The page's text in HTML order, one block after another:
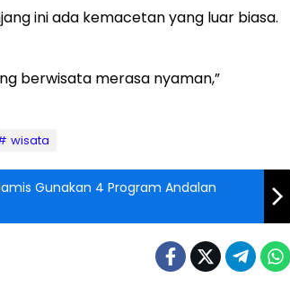
ini ada kemacetan yang luar biasa.
berwisata merasa nyaman,”
wisata
Gunakan 4 Program Andalan